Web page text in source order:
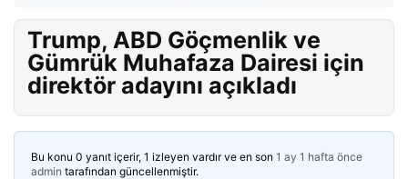
Trump, ABD Göçmenlik ve
Gümrük Muhafaza Dairesi için
direktör adayını açıkladı
Bu konu 0 yanıt içerir, 1 izleyen vardır ve en son 1 ay 1 hafta önce
admin tarafından güncellenmiştir.